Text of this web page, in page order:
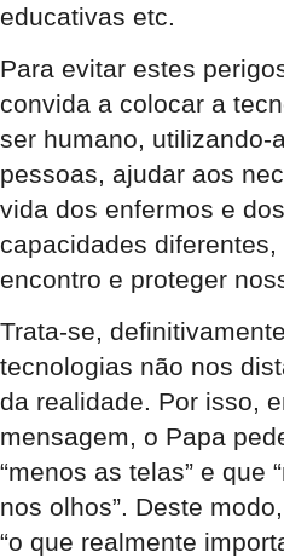
educativas etc.
Para evitar estes
convida a colocar a
ser humano, utilizando-
pessoas, ajudar aos
vida dos enfermos e
capacidades
encontro e proteger
Trata-se,
tecnologias não nos
da realidade. Por isso,
mensagem, o Papa
“menos as telas” e que
nos olhos”. Deste
“o que realmente